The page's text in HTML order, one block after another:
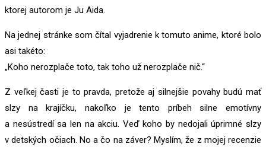
ktorej autorom je Ju Aida.
Na jednej stránke som čítal vyjadrenie k tomuto anime, ktoré bolo
asi takéto:
„Koho nerozplače toto, tak toho už nerozplače nič.“
Z veľkej časti je to pravda, pretože aj silnejšie povahy budú mať
slzy na krajíčku, nakoľko je tento príbeh silne emotívny
a nesústredí sa len na akciu. Veď koho by nedojali úprimné slzy
v detských očiach. No a čo na záver? Myslím, že z mojej recenzie